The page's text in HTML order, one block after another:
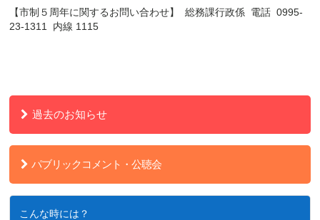
【市制５周年に関するお問い合わせ】 総務課行政係 電話 0995-
23-1311 内線 1115
過去のお知らせ
パブリックコメント・公聴会
こんな時には？